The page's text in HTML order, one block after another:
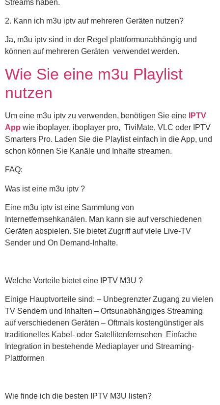
Streams haben.
2. Kann ich m3u iptv auf mehreren Geräten nutzen?
Ja, m3u iptv sind in der Regel plattformunabhängig und
können auf mehreren Geräten verwendet werden.
Wie Sie eine m3u Playlist
nutzen
Um eine m3u iptv zu verwenden, benötigen Sie eine
IPTV
App wie iboplayer, iboplayer pro, TiviMate, VLC oder IPTV
Smarters Pro. Laden Sie die Playlist einfach in die App, und
schon können Sie Kanäle und Inhalte streamen.
FAQ:
Was ist eine m3u iptv ?
Eine m3u iptv ist eine Sammlung von
Internetfernsehkanälen. Man kann sie auf verschiedenen
Geräten abspielen. Sie bietet Zugriff auf viele Live-TV
Sender und On Demand-Inhalte.
Welche Vorteile bietet eine IPTV M3U ?
Einige Hauptvorteile sind: – Unbegrenzter Zugang zu vielen
TV Sendern und Inhalten – Ortsunabhängiges Streaming
auf verschiedenen Geräten – Oftmals kostengünstiger als
traditionelles Kabel- oder Satellitenfernsehen Einfache
Integration in bestehende Mediaplayer und Streaming-
Plattformen
Wie finde ich die besten IPTV M3U listen?